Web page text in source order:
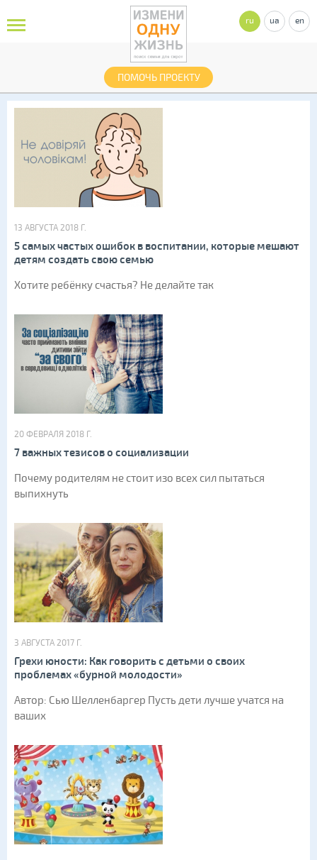
ПОМОЧЬ ПРОЕКТУ
ru ua en
13 АВГУСТА 2018 Г.
5 самых частых ошибок в воспитании, которые мешают
детям создать свою семью
Хотите ребёнку счастья? Не делайте так
20 ФЕВРАЛЯ 2018 Г.
7 важных тезисов о социализации
Почему родителям не стоит изо всех сил пытаться
выпихнуть
3 АВГУСТА 2017 Г.
Грехи юности: Как говорить с детьми о своих
проблемах «бурной молодости»
Автор: Сью Шелленбаргер Пусть дети лучше учатся на
ваших